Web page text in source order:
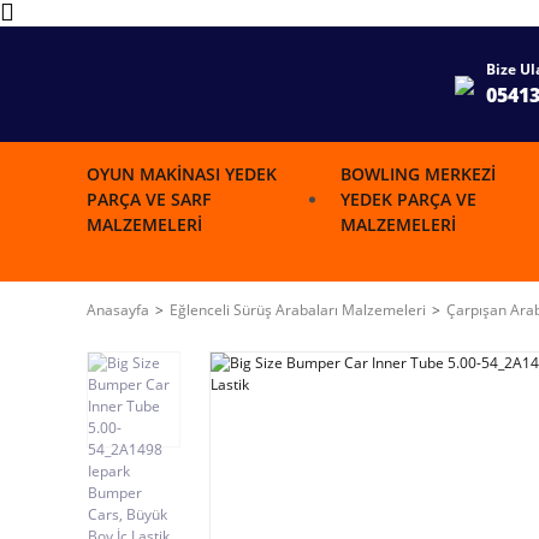
Bize
OYUN MAKINASI YEDEK
PARÇA VE SARF
MALZEMELERI
BOWLING MERKEZI
YEDEK PARÇA VE
MALZEMELERI
Anasayfa Eğlenceli Sürüş Arabaları Malzemeleri Çarpışan